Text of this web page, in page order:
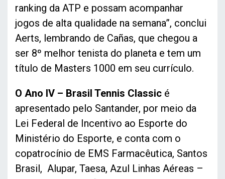
ranking da ATP e possam acompanhar
jogos de alta qualidade na semana”, conclui
Aerts, lembrando de Cañas, que chegou a
ser 8º melhor tenista do planeta e tem um
título de Masters 1000 em seu currículo.
O Ano IV – Brasil Tennis Classic é
apresentado pelo Santander, por meio da
Lei Federal de Incentivo ao Esporte do
Ministério do Esporte, e conta com o
copatrocínio de EMS Farmacêutica, Santos
Brasil, Alupar, Taesa, Azul Linhas Aéreas –